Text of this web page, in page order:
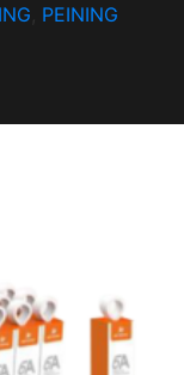
PEINING